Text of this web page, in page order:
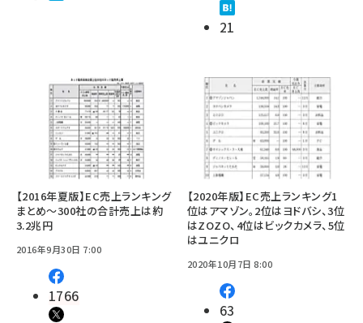
21
【2016年夏版】EC売上ランキング
まとめ～300社の合計売上は約
3.2兆円
2016年9月30日 7:00
1766
【2020年版】EC売上ランキング1
位はアマゾン。2位はヨドバシ、3位
はZOZO、4位はビックカメラ、5位
はユニクロ
2020年10月7日 8:00
63